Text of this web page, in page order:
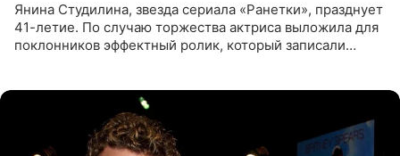
Янина Студилина, звезда сериала «Ранетки», празднует
41-летие. По случаю торжества актриса выложила для
поклонников эффектный ролик, который записали